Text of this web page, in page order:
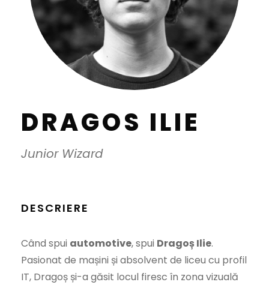
DRAGOS ILIE
Junior Wizard
DESCRIERE
Când spui automotive, spui Dragoș Ilie.
Pasionat de mașini și absolvent de liceu cu profil
IT, Dragoș și-a găsit locul firesc în zona vizuală